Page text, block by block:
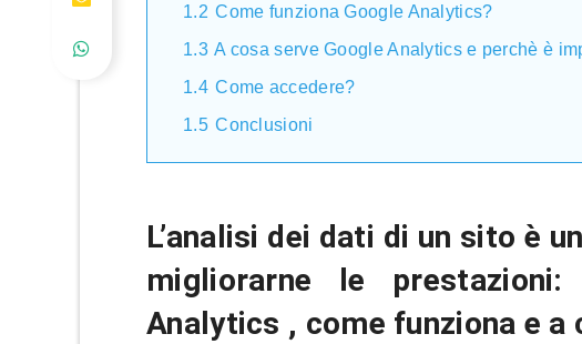
1.2 Come funziona Google Analytics?
1.3 A cosa serve Google Analytics e perchè è
1.4 Come accedere?
1.5 Conclusioni
L’analisi dei dati di un sito è
migliorarne le prestazioni:
Analytics , come funziona e a